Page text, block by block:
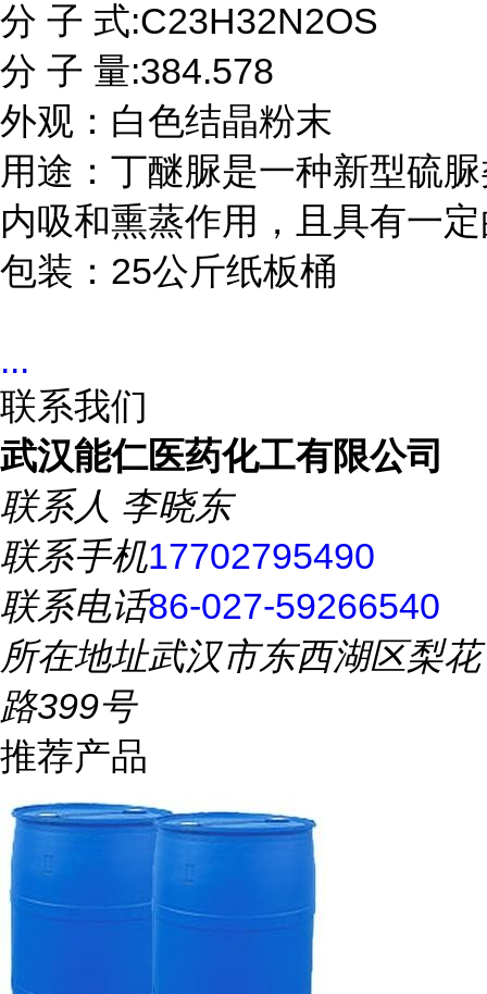
分 子 式:C23H32N2OS
分 子 量:384.578
外观：白色结晶粉末
用途：丁醚脲是一种新型硫
内吸和熏蒸作用，且具有一
包装：25公斤纸板桶
...
联系我们
武汉能仁医药化工有限公司
联系人 李晓东
联系手机17702795490
联系电话86-027-59266540
所在地址武汉市东西湖区梨花
路399号
推荐产品